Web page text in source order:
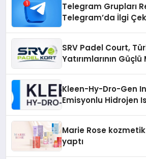
Telegram Grupları
Telegram’da İlgi
SRV Padel Court,
Yatırımlarının
Kleen-Hy-Dro-Gen
Emisyonlu Hidrojen
Marie Rose
yaptı